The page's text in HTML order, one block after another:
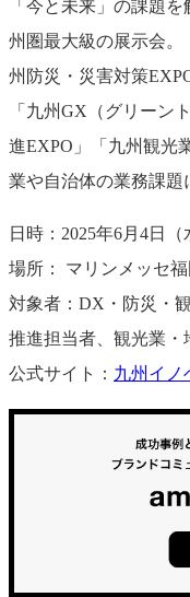
「今と未来」の課題
州圏最大級の展示会。
州防災・災害対策
「九州GX（グリーン
進EXPO」「九州観光
業や自治体の業務課題
日時：2025年6月4日
場所： マリンメッセ福
対象者：DX・防災・
推進担当者、観光業
公式サイト： 九州イノ